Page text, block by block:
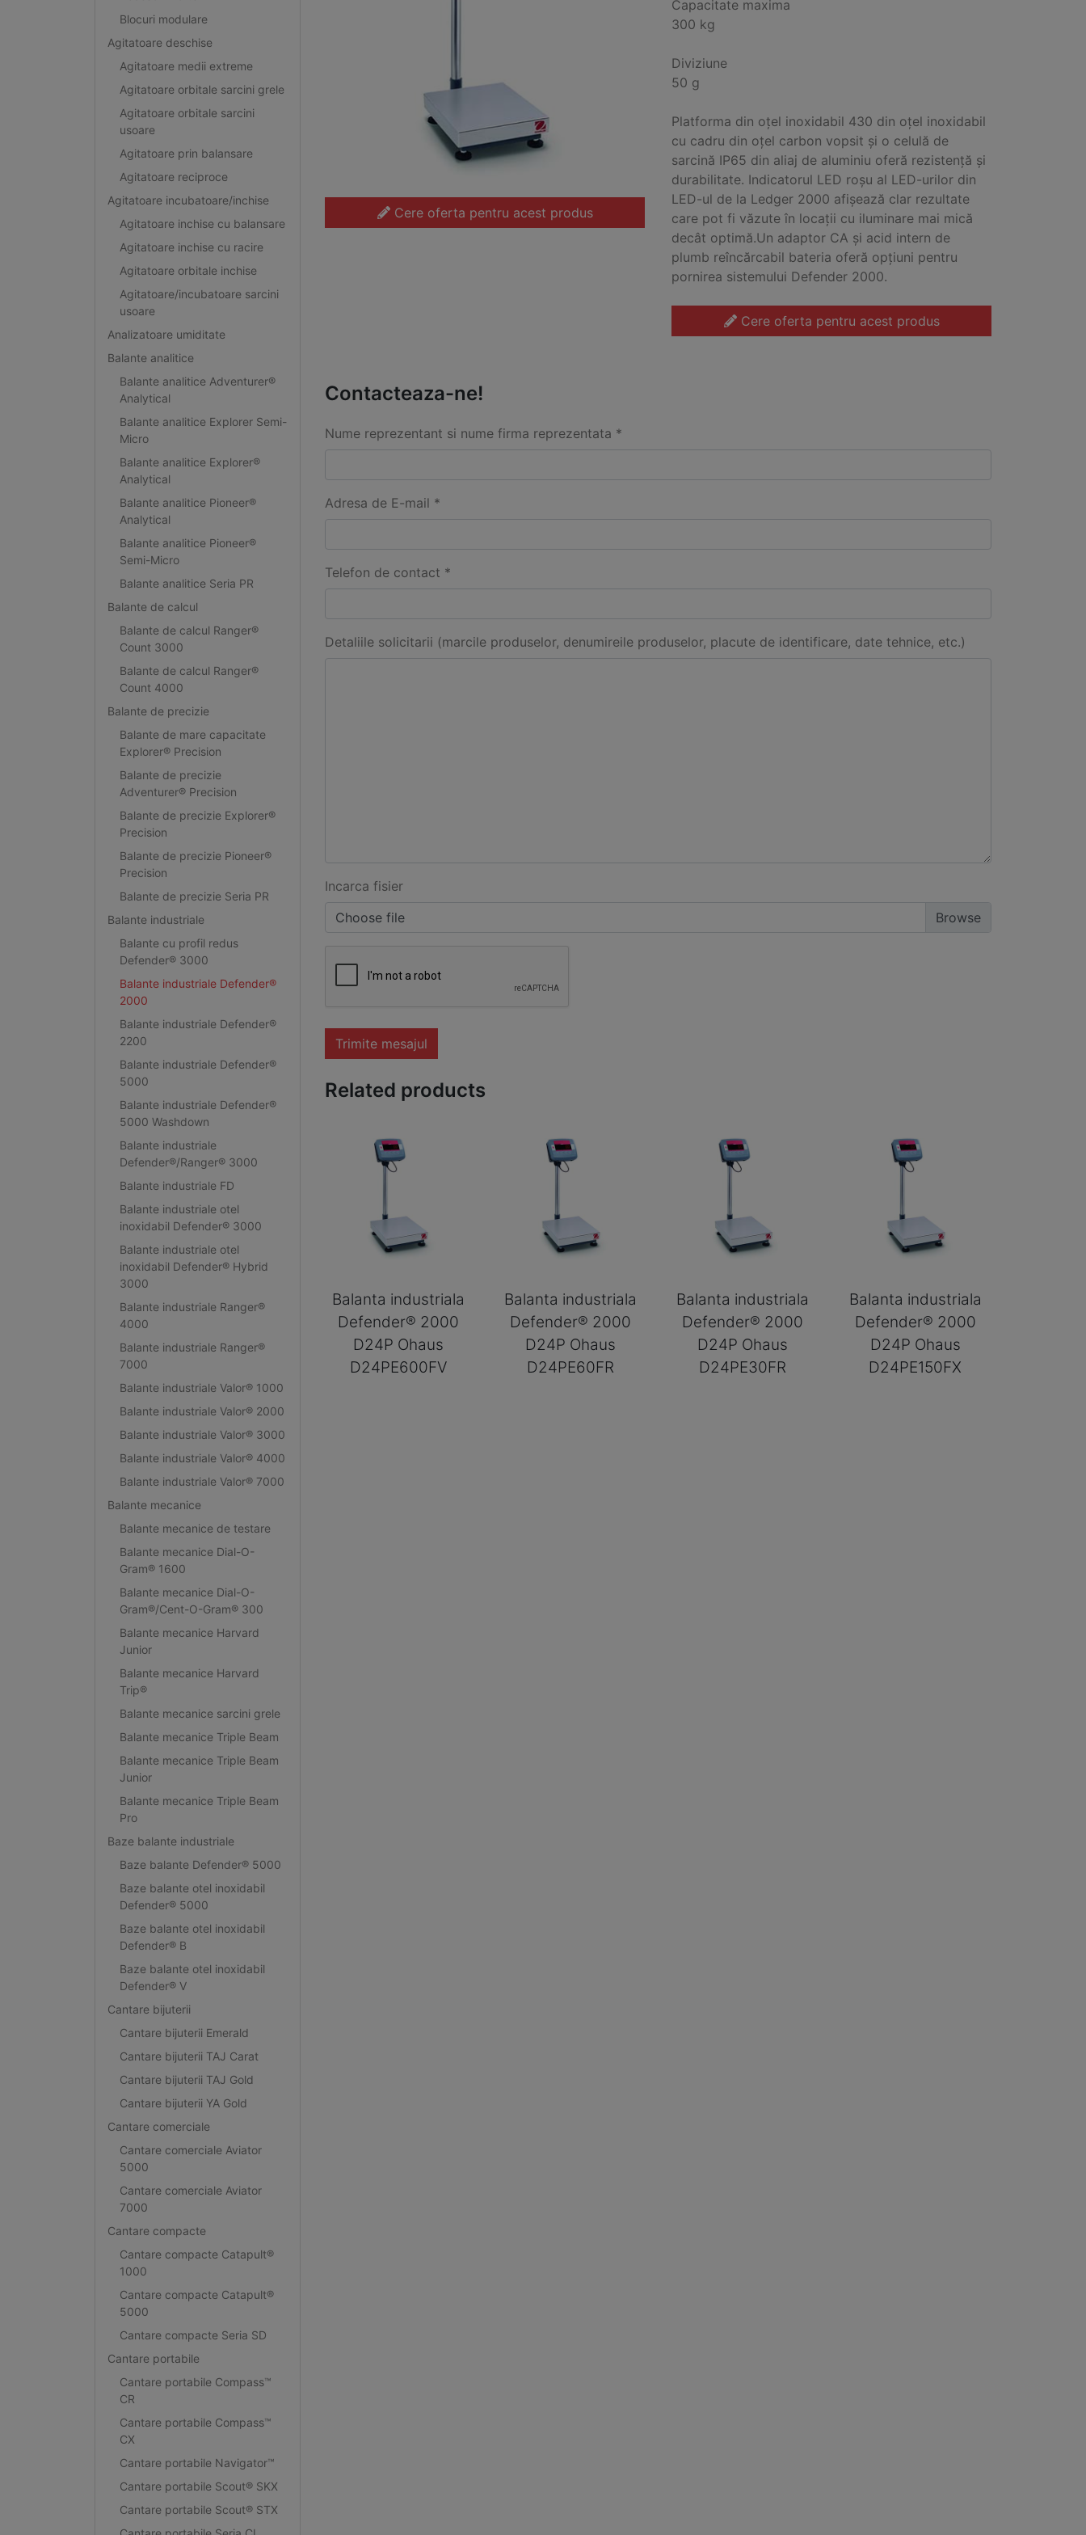
Blocuri modulare
Agitatoare deschise
Agitatoare medii extreme
Agitatoare orbitale sarcini grele
Agitatoare orbitale sarcini
usoare
Agitatoare prin balansare
Agitatoare reciproce
Agitatoare incubatoare/inchise
Agitatoare inchise cu balansare
Agitatoare inchise cu racire
Agitatoare orbitale inchise
Agitatoare/incubatoare sarcini
usoare
Analizatoare umiditate
Balante analitice
Balante analitice Adventurer®
Analytical
Balante analitice Explorer Semi-
Micro
Balante analitice Explorer®
Analytical
Balante analitice Pioneer®
Analytical
Balante analitice Pioneer®
Semi-Micro
Balante analitice Seria PR
Balante de calcul
Balante de calcul Ranger®
Count 3000
Balante de calcul Ranger®
Count 4000
Balante de precizie
Balante de mare capacitate
Explorer® Precision
Balante de precizie
Adventurer® Precision
Balante de precizie Explorer®
Precision
Balante de precizie Pioneer®
Precision
Balante de precizie Seria PR
Balante industriale
Balante cu profil redus
Defender® 3000
Balante industriale Defender®
2000
Balante industriale Defender®
2200
Balante industriale Defender®
5000
Balante industriale Defender®
5000 Washdown
Balante industriale
Defender®/Ranger® 3000
Balante industriale FD
Balante industriale otel
inoxidabil Defender® 3000
Balante industriale otel
inoxidabil Defender® Hybrid
3000
Balante industriale Ranger®
4000
Balante industriale Ranger®
7000
Balante industriale Valor® 1000
Balante industriale Valor® 2000
Balante industriale Valor® 3000
Balante industriale Valor® 4000
Balante industriale Valor® 7000
Balante mecanice
Balante mecanice de testare
Balante mecanice Dial-O-
Gram® 1600
Balante mecanice Dial-O-
Gram®/Cent-O-Gram® 300
Balante mecanice Harvard
Junior
Balante mecanice Harvard
Trip®
Balante mecanice sarcini grele
Balante mecanice Triple Beam
Balante mecanice Triple Beam
Junior
Balante mecanice Triple Beam
Pro
Baze balante industriale
Baze balante Defender® 5000
Baze balante otel inoxidabil
Defender® 5000
Baze balante otel inoxidabil
Defender® B
Baze balante otel inoxidabil
Defender® V
Cantare bijuterii
Cantare bijuterii Emerald
Cantare bijuterii TAJ Carat
Cantare bijuterii TAJ Gold
Cantare bijuterii YA Gold
Cantare comerciale
Cantare comerciale Aviator
5000
Cantare comerciale Aviator
7000
Cantare compacte
Cantare compacte Catapult®
1000
Cantare compacte Catapult®
5000
Cantare compacte Seria SD
Cantare portabile
Cantare portabile Compass™
CR
Cantare portabile Compass™
CX
Cantare portabile Navigator™
Cantare portabile Scout® SKX
Cantare portabile Scout® STX
Cere oferta pentru acest produs
Capacitate maxima
300 kg
Diviziune
50 g
Platforma din oțel inoxidabil 430 din oțel inoxidabil
cu cadru din oțel carbon vopsit și o celulă de
sarcină IP65 din aliaj de aluminiu oferă rezistență și
durabilitate. Indicatorul LED roșu al LED-urilor din
LED-ul de la Ledger 2000 afișează clar rezultate
care pot fi văzute în locații cu iluminare mai mică
decât optimă.Un adaptor CA și acid intern de
plumb reîncărcabil bateria oferă opțiuni pentru
pornirea sistemului Defender 2000.
Cere oferta pentru acest produs
Contacteaza-ne!
Nume reprezentant si nume firma reprezentata *
Adresa de E-mail *
Telefon de contact *
Detaliile solicitarii (marcile produselor, denumireile produselor, placute de identificare, date tehnice, etc.)
Incarca fisier
Choose file
Trimite mesajul
Related products
Balanta industriala
Defender® 2000
D24P Ohaus
D24PE600FV
Balanta industriala
Defender® 2000
D24P Ohaus
D24PE60FR
Balanta industriala
Defender® 2000
D24P Ohaus
D24PE30FR
Balanta industriala
Defender® 2000
D24P Ohaus
D24PE150FX